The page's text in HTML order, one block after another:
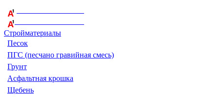
Стройматериалы
Песок
ПГС (песчано гравийная смесь)
Грунт
Асфальтная крошка
Щебень